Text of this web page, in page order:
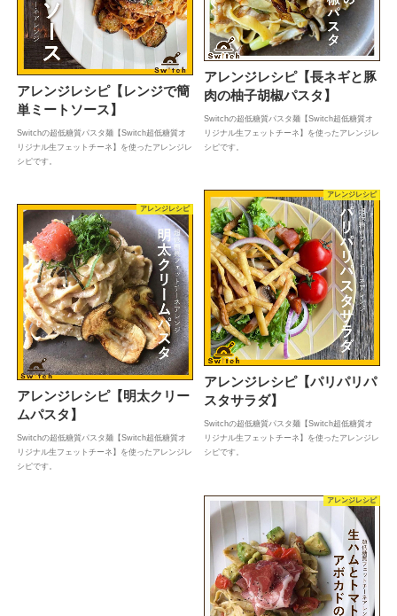
アレンジレシピ【長ネギと豚
肉の柚子胡椒パスタ】
Switchの超低糖質パスタ麺【Switch超低糖質オ
リジナル生フェットチーネ】を使ったアレンジレ
シピです。
アレンジレシピ【レンジで簡
単ミートソース】
Switchの超低糖質パスタ麺【Switch超低糖質オ
リジナル生フェットチーネ】を使ったアレンジレ
シピです。
アレンジレシピ
アレンジレシピ【パリパリパ
スタサラダ】
Switchの超低糖質パスタ麺【Switch超低糖質オ
リジナル生フェットチーネ】を使ったアレンジレ
シピです。
アレンジレシピ
アレンジレシピ【明太クリー
ムパスタ】
Switchの超低糖質パスタ麺【Switch超低糖質オ
リジナル生フェットチーネ】を使ったアレンジレ
シピです。
アレンジレシピ